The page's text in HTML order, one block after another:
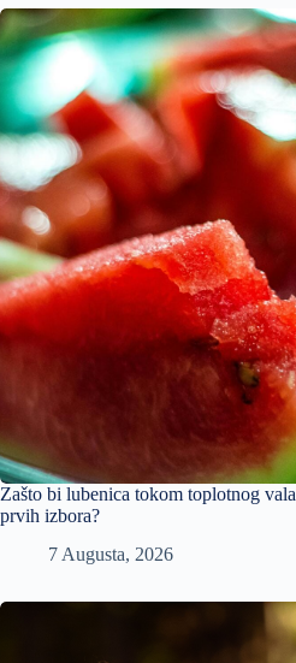
Zašto bi lubenica tokom toplotnog
prvih izbora?
7 Augusta, 2026